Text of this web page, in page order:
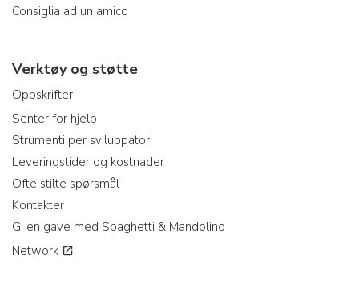
Consiglia ad un amico
Verktøy og støtte
Oppskrifter
Senter for hjelp
Strumenti per sviluppatori
Leveringstider og kostnader
Ofte stilte spørsmål
Kontakter
Gi en gave med Spaghetti & Mandolino
Network